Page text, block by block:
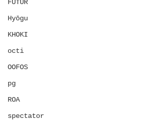
FUTUR
Hyōgu
KHOKI
octi
OOFOS
pg
ROA
spectator